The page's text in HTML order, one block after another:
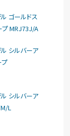
ゴールドス
プ MRJ73J/A
シルバーア
シルバーア
L